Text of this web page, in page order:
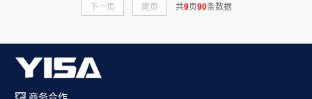
下一页 尾页 共9页90条数据